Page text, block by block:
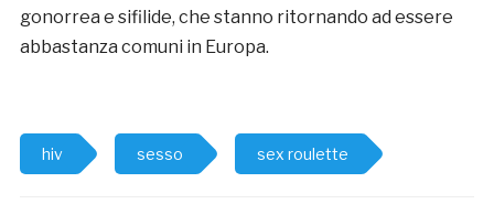
gonorrea e sifilide, che stanno ritornando ad essere
abbastanza comuni in Europa.
hiv sesso sex roulette